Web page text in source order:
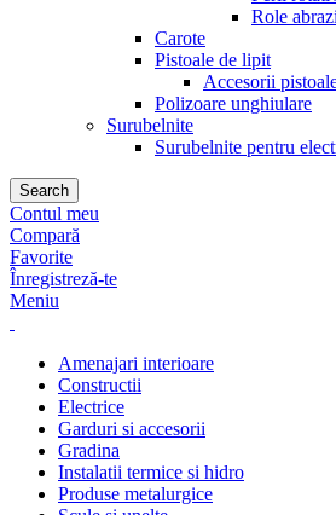
Role
Carote
Pistoale de lipit
Accesorii
Polizoare unghiulare
Surubelnite
Surubelnite pentru
Search
Contul meu
Compară
Favorite
Înregistreză-te
Meniu
Amenajari interioare
Constructii
Electrice
Garduri si accesorii
Gradina
Instalatii termice si hidro
Produse metalurgice